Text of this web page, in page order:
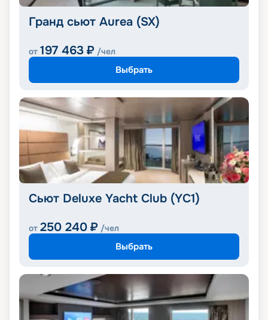
Гранд сьют Aurea (SX)
от 197 463 ₽ /чел
Выбрать
Сьют Deluxe Yacht Club (YC1)
от 250 240 ₽ /чел
Выбрать